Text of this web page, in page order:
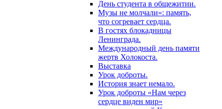
День студента в общежитии.
Музы не молчали»: память,
что согревает сердца.
В гостях блокадницы
Ленинграда.
Международный день памяти
жертв Холокоста.
Выставка
Урок доброты.
История знает немало.
Урок доброты «Нам через
сердце виден мир»